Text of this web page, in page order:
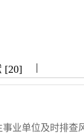
[20] |||
业单位及时排查